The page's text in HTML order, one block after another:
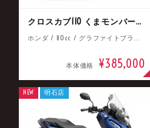
クロスカブ110 くまモンバージョン
ホンダ / 110cc / グラファイトブラック
本体価格 ¥385,000
NEW 明石店